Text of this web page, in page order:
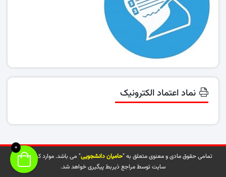
نماد اعتماد الکترونیک
تمامی حقوق مادی و معنوی متعلق به "حامیان دانشجویی" می باشد. موارد کپی شده از
سایت توسط مراجع ذیربط پیگیری خواهد شد.
0